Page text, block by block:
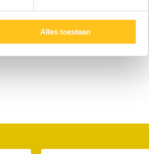
Alles toestaan